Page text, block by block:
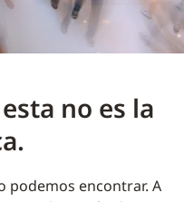
no es la
podemos encontrar. A